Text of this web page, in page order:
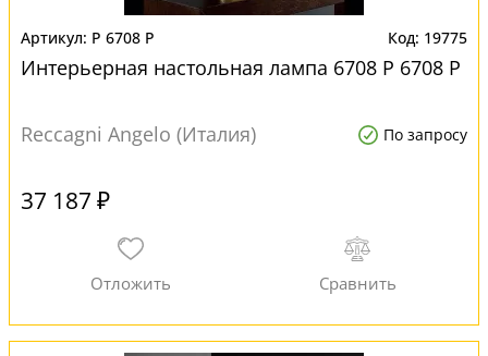
P 6708 P 19775
Интерьерная настольная лампа 6708 P 6708 P
Reccagni Angelo (Италия) По запросу
37 187 ₽